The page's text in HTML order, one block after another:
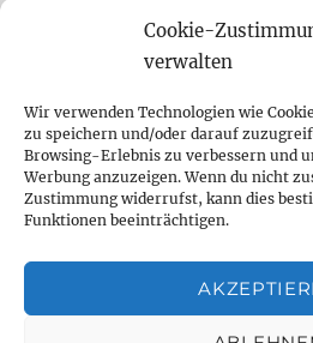
Cookie-
verwalten
Wir verwenden Technologien wie
zu speichern und/oder darauf
Browsing-Erlebnis zu verbessern und
Werbung anzuzeigen. Wenn du nicht
Zustimmung widerrufst, kann dies
Funktionen beeinträchtigen.
YouTube
Instagram
Feed